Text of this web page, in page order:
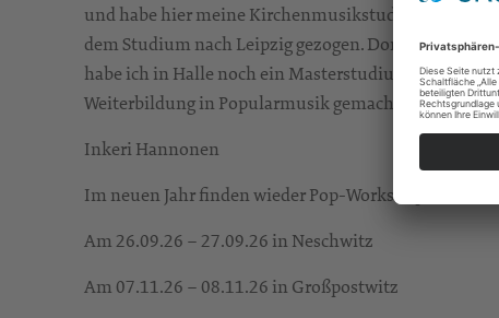
und habe hier meine Kirchenmusikstudium zu
dem Studium nach Leipzig gezogen. Dort habe ich
habe ich in Halle noch ein Masterstudium im Fach
Weiterbildung in Popularmusik gemacht. Jetzt
Inkeri Hannonen
Im neuen Jahr finden wieder Pop-Workshops im
Am 26.09.26 – 27.09.26 in Neschwitz
Am 07.11.26 – 08.11.26 in Großpostwitz